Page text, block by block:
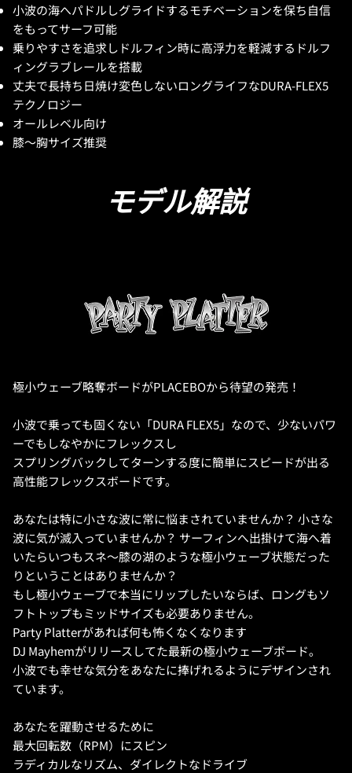
小波の海へパドルしグライドするモチベーションを保ち自信
をもってサーフ可能
乗りやすさを追求しドルフィン時に高浮力を軽減するドルフ
ィングラブレールを搭載
丈夫で長持ち日焼け変色しないロングライフなDURA-FLEX5
テクノロジー
オールレベル向け
膝～胸サイズ推奨
モデル解説
極小ウェーブ略奪ボードがPLACEBOから待望の発売！
小波で乗っても固くない「DURA FLEX5」なので、少ないパワ
ーでもしなやかにフレックスし
スプリングバックしてターンする度に簡単にスピードが出る
高性能フレックスボードです。
あなたは特に小さな波に常に悩まされていませんか？ 小さな
波に気が滅入っていませんか？ サーフィンへ出掛けて海へ着
いたらいつもスネ～膝の湖のような極小ウェーブ状態だった
りということはありませんか？
もし極小ウェーブで本当にリップしたいならば、ロングもソ
フトトップもミッドサイズも必要ありません。
Party Platterがあれば何も怖くなくなります
DJ Mayhemがリリースしてた最新の極小ウェーブボード。
小波でも幸せな気分をあなたに捧げれるようにデザインされ
ています。
あなたを躍動させるために
最大回転数（RPM）にスピン
ラディカルなリズム、ダイレクトなドライブ